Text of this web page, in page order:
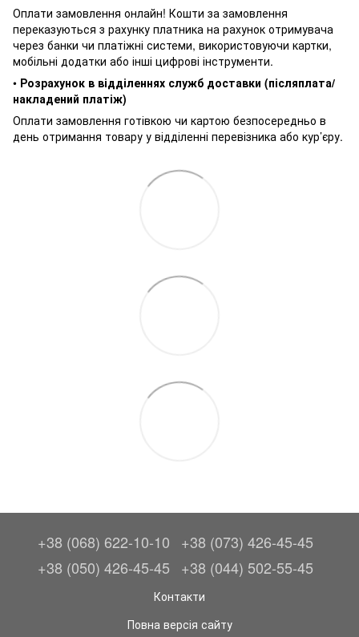
Оплати замовлення онлайн! Кошти за замовлення
переказуються з рахунку платника на рахунок отримувача
через банки чи платіжні системи, використовуючи картки,
мобільні додатки або інші цифрові інструменти.
• Розрахунок в відділеннях служб доставки (післяплата/
накладений платіж)
Оплати замовлення готівкою чи картою безпосередньо в
день отримання товару у відділенні перевізника або кур’єру.
+38 (068) 622-10-10
+38 (073) 426-45-45
+38 (050) 426-45-45
+38 (044) 502-55-45
Контакти
Повна версія сайту